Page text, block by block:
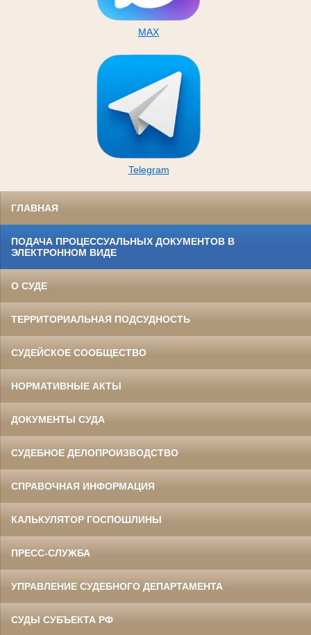
MAX
Telegram
ГЛАВНАЯ
ПОДАЧА ПРОЦЕССУАЛЬНЫХ ДОКУМЕНТОВ В
ЭЛЕКТРОННОМ ВИДЕ
О СУДЕ
ТЕРРИТОРИАЛЬНАЯ ПОДСУДНОСТЬ
СУДЕЙСКОЕ СООБЩЕСТВО
НОРМАТИВНЫЕ АКТЫ
ДОКУМЕНТЫ СУДА
СУДЕБНОЕ ДЕЛОПРОИЗВОДСТВО
СПРАВОЧНАЯ ИНФОРМАЦИЯ
КАЛЬКУЛЯТОР ГОСПОШЛИНЫ
ПРЕСС-СЛУЖБА
УПРАВЛЕНИЕ СУДЕБНОГО ДЕПАРТАМЕНТА
СУДЫ СУБЪЕКТА РФ